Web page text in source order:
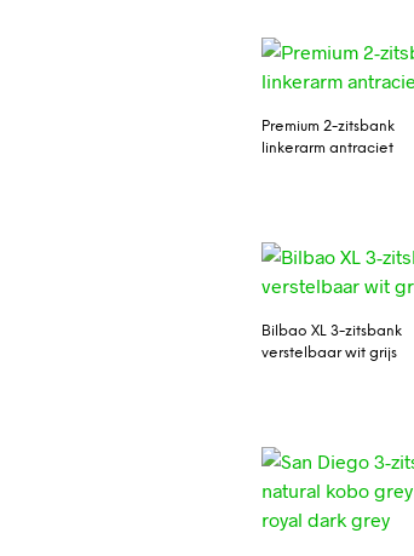
Premium 2-zitsbank
linkerarm antraciet
Bilbao XL 3-zitsbank
verstelbaar wit grijs